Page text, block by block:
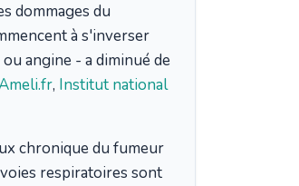
dommages du
à s'inverser
angine - a diminué de
, Institut national
chronique du fumeur
respiratoires sont